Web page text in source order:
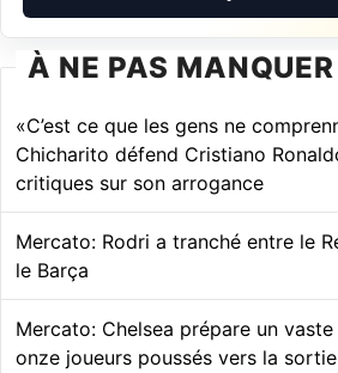
À NE PAS MANQUER
«C’est ce que les gens ne
Chicharito défend Cristiano
critiques sur son arrogance
Mercato: Rodri a tranché entre le
le Barça
Mercato: Chelsea prépare un
onze joueurs poussés vers la sortie